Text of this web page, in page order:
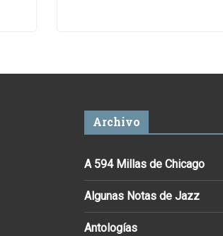
Archivo
A 594 Millas de Chicago
Algunas Notas de Jazz
Antologías